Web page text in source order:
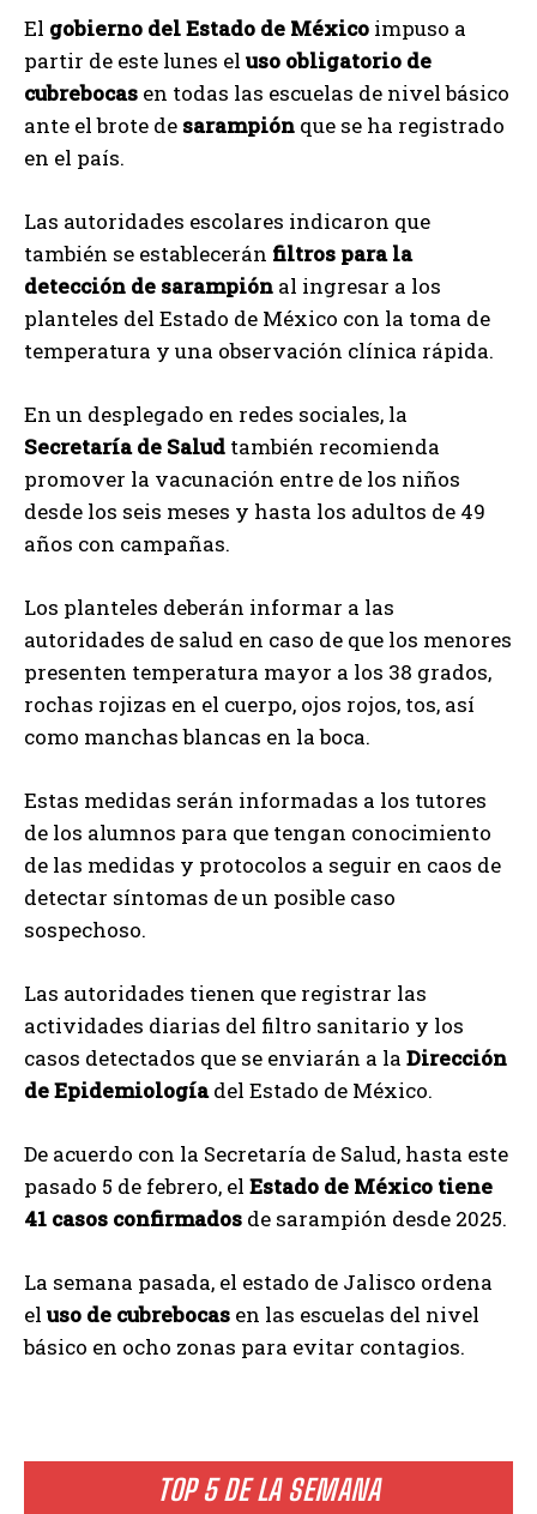
TOP 5 DE LA SEMANA
El gobierno del Estado de México impuso a
partir de este lunes el uso obligatorio de
cubrebocas en todas las escuelas de nivel básico
ante el brote de sarampión que se ha registrado
en el país.
Las autoridades escolares indicaron que
también se establecerán filtros para la
detección de sarampión al ingresar a los
planteles del Estado de México con la toma de
temperatura y una observación clínica rápida.
En un desplegado en redes sociales, la
Secretaría de Salud también recomienda
promover la vacunación entre de los niños
desde los seis meses y hasta los adultos de 49
años con campañas.
Los planteles deberán informar a las
autoridades de salud en caso de que los menores
presenten temperatura mayor a los 38 grados,
rochas rojizas en el cuerpo, ojos rojos, tos, así
como manchas blancas en la boca.
Estas medidas serán informadas a los tutores
de los alumnos para que tengan conocimiento
de las medidas y protocolos a seguir en caos de
detectar síntomas de un posible caso
sospechoso.
Las autoridades tienen que registrar las
actividades diarias del filtro sanitario y los
casos detectados que se enviarán a la Dirección
de Epidemiologíadel Estado de México.
De acuerdo con la Secretaría de Salud, hasta este
pasado 5 de febrero, el Estado de México tiene
41 casos confirmados de sarampión desde 2025.
La semana pasada, el estado de Jalisco ordena
el uso de cubrebocas en las escuelas del nivel
básico en ocho zonas para evitar contagios.